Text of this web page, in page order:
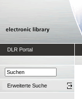
DLR Portal
Erweiterte Suche